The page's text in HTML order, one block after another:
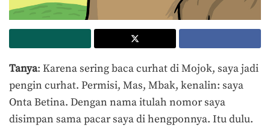
Tanya: Karena sering baca curhat di Mojok, saya jadi
pengin curhat. Permisi, Mas, Mbak, kenalin: saya
Onta Betina. Dengan nama itulah nomor saya
disimpan sama pacar saya di hengponnya. Itu dulu.